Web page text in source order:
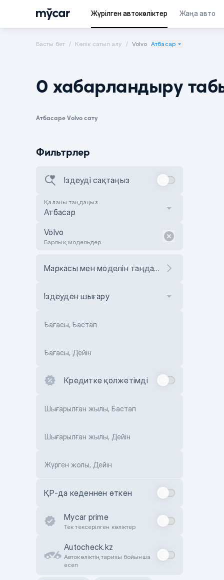
Жүрілген автокөліктер Жаңа авто
Басты бет Көлік сатып алу Volvo Атбасар
0 хабарландыру
Атбасаре Volvo сату
Фильтрлер
Іздеуді сақтаңыз
Қаланы таңдаңыз
Атбасар
Volvo
Барлық модельдер
Маркасы мен моделін таңдаңыз
Іздеуден шығару
Бағасы, Бастап
Бағасы, Дейін
Кредитке қолжетімді
Шығарылған жылы, Бастап
Шығарылған жылы, Дейін
Жүрген жолы, Дейін
ҚР-да кеденнен өткен
Mycar prime
Тек тексерілген көліктер
Autocheck.kz
Автокөліктің тарихы бойынша
есеп